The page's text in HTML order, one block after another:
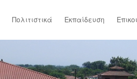
Πολιτιστικά Εκπαίδευση